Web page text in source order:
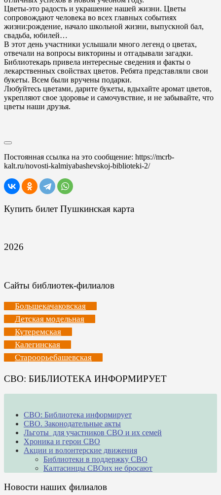
Цветы-это радость и украшение нашей жизни. Цветы
сопровождают человека во всех главных событиях
жизни:рождение, начало школьной жизни, выпускной бал,
свадьба, юбилей…
В этот день участники услышали много легенд о цветах,
отвечали на вопросы викторины и отгадывали загадки.
Библиотекарь привела интересные сведения и факты о
лекарственных свойствах цветов. Ребята представляли свои
букеты. Всем были вручены подарки.
Любуйтесь цветами, дарите букеты, вдыхайте аромат цветов,
укрепляют свое здоровье и самочувствие, и не забывайте, что
цветы наши друзья.
Постоянная ссылка на это сообщение: https://mcrb-
kalt.ru/novosti-kalmiyabashevskoj-biblioteki-2/
Купить билет Пушкинская карта
2026
Сайты библиотек-филиалов
Большекачаковская
Детская модельная
Кутеремская
Калегинская
Староорьебашевская
СВО: БИБЛИОТЕКА ИНФОРМИРУЕТ
СВО: Библиотека информирует
СВО. Законодательные акты
Льготы для участников СВО и их семей
Хроника и герои СВО
Акции и волонтерские движения
Библиотеки в поддержку СВО
Калтасинцы СВОих не бросают
Новости наших филиалов